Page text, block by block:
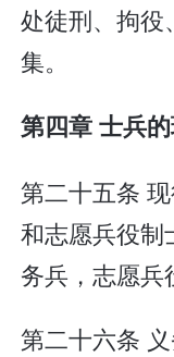
处徒刑、拘役
集。
第四章 士兵
第二十五条
和志愿兵役制
务兵，志愿兵
第二十六条